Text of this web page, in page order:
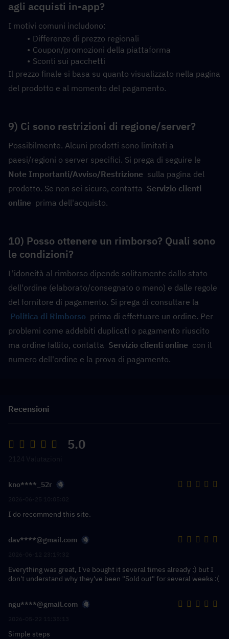
agli acquisti in-app?
I motivi comuni includono:
Differenze di prezzo regionali
Coupon/promozioni della piattaforma
Sconti sui pacchetti
Il prezzo finale si basa su quanto visualizzato nella pagina
del prodotto e al momento del pagamento.
9) Ci sono restrizioni di regione/server?
Possibilmente. Alcuni prodotti sono limitati a
Note Importanti/Avviso/Restrizione
  sulla pagina del
prodotto. Se non sei sicuro, contatta Servizio clienti
online
  prima dell'acquisto.
10) Posso ottenere un rimborso? Quali sono
le condizioni?
L'idoneità al rimborso dipende solitamente dallo stato
dell'ordine (elaborato/consegnato o meno) e dalle regole
del fornitore di pagamento. Si prega di consultare la
Politica di Rimborso
  prima di effettuare un ordine. Per
problemi come addebiti duplicati o pagamento riuscito
ma ordine fallito, contatta Servizio clienti online
  con il
numero dell'ordine e la prova di pagamento.
Recensioni
5.0
kno****_52r
I do recommend this site.
dav****@gmail.com
Everything was great, I've bought it several times already :) but I
don't understand why they've been "Sold out" for several weeks :(
ngu****@gmail.com
Simple steps